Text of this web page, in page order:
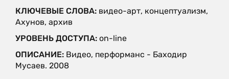
КЛЮЧЕВЫЕ СЛОВА: видео-арт, концептуализм,
Ахунов, архив
УРОВЕНЬ ДОСТУПА: on-line
ОПИСАНИЕ: Видео, перформанс - Баходир
Мусаев. 2008